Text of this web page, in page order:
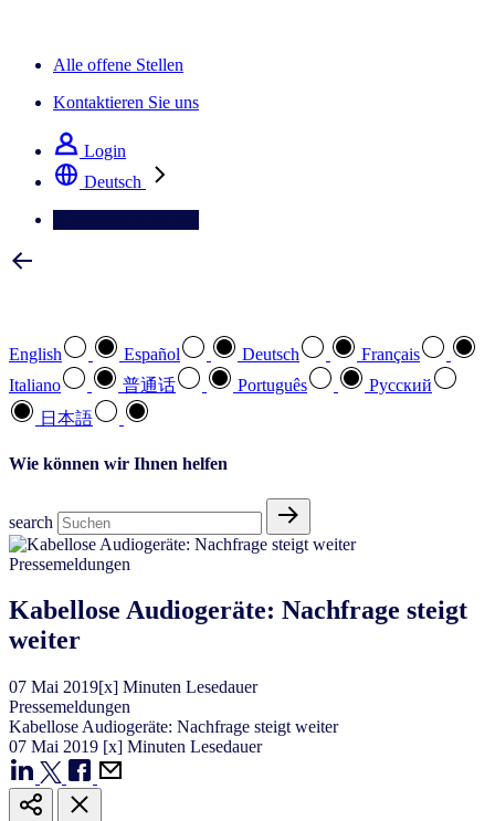
Alle offene Stellen
Kontaktieren Sie uns
Login
Deutsch
English Español Deutsch
Français
Italiano
普通话 Português
Pусский
日本語
Wie können wir Ihnen helfen
search
Pressemeldungen
Kabellose Audiogeräte: Nachfrage steigt
weiter
07 Mai 2019[x] Minuten Lesedauer
Pressemeldungen
Kabellose Audiogeräte: Nachfrage steigt weiter
07 Mai 2019 [x] Minuten Lesedauer